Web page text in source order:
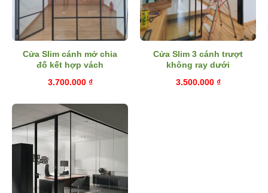
Cửa Slim cánh mở chia
đố kết hợp vách
3.700.000 ₫
Cửa Slim 3 cánh trượt
không ray dưới
3.500.000 ₫